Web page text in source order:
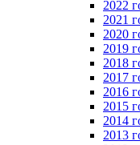
2022
2021
2020
2019
2018
2017
2016
2015
2014
2013